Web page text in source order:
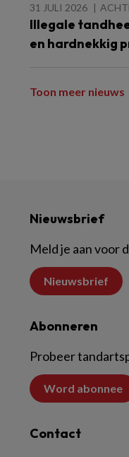
31 JULI 2026
Illegale
en hardnekkig
Toon meer nieuws
Nieuwsbrief
Meld je aan voor
Nieuwsbrief
Abonneren
Probeer
Word abonnee
Contact